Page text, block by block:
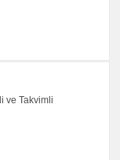
ve Takvimli